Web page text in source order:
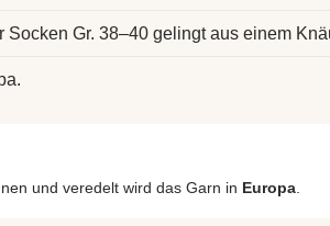
Socken Gr. 38–40 gelingt aus einem
und veredelt wird das Garn in Europa